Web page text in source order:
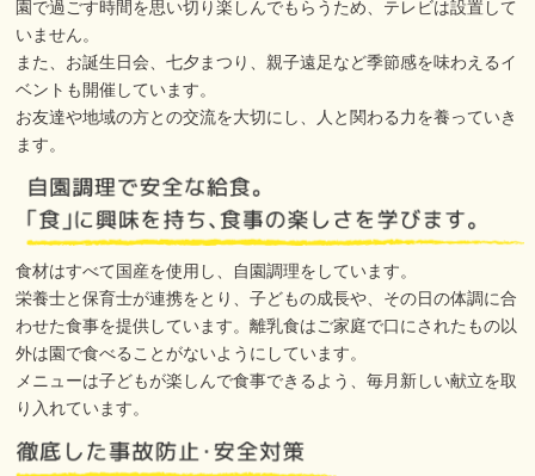
園で過ごす時間を思い切り楽しんでもらうため、テレビは設置して
いません。
また、お誕生日会、七夕まつり、親子遠足など季節感を味わえるイ
ベントも開催しています。
お友達や地域の方との交流を大切にし、人と関わる力を養っていき
ます。
食材はすべて国産を使用し、自園調理をしています。
栄養士と保育士が連携をとり、子どもの成長や、その日の体調に合
わせた食事を提供しています。離乳食はご家庭で口にされたもの以
外は園で食べることがないようにしています。
メニューは子どもが楽しんで食事できるよう、毎月新しい献立を取
り入れています。